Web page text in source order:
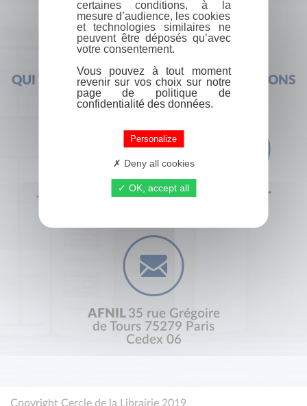
QUI SOMMES-NOUS ?FOIRE AUX QUESTIONS
+33 (0) 1 44 41 29 19 CONTACT
AFNIL 35 rue Grégoire
de Tours 75279 Paris
Cedex 06
Copyright Cercle de la Librairie 2019
certaines conditions, à la
mesure d’audience, les cookies
et technologies similaires ne
peuvent être déposés qu’avec
votre consentement.
Vous pouvez à tout moment
revenir sur vos choix sur notre
page de politique de
confidentialité des données.
Personalize
Deny all cookies
OK, accept all